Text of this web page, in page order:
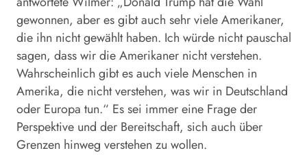
gewonnen, aber es gibt auch sehr viele Amerikaner,
die ihn nicht gewählt haben. Ich würde nicht pauschal
sagen, dass wir die Amerikaner nicht verstehen.
Wahrscheinlich gibt es auch viele Menschen in
Amerika, die nicht verstehen, was wir in Deutschland
oder Europa tun.“ Es sei immer eine Frage der
Perspektive und der Bereitschaft, sich auch über
Grenzen hinweg verstehen zu wollen.